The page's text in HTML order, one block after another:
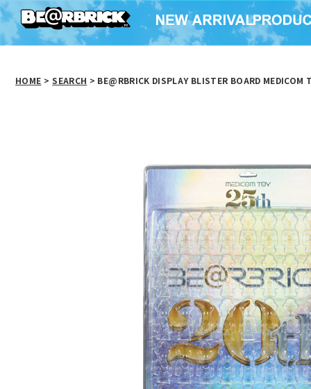
HOME > SEARCH > BE@RBRICK DISPLAY BLISTER BOARD